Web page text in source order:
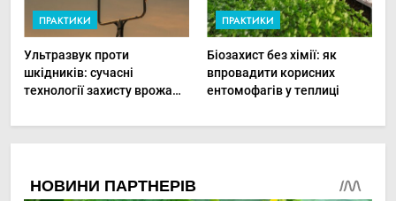
ПРАКТИКИ
Ультразвук проти
шкідників: сучасні
технології захисту врожаю
ПРАКТИКИ
Біозахист без хімії: як
впровадити корисних
ентомофагів у теплиці